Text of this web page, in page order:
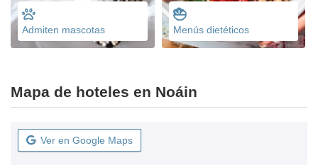
Admiten mascotas Menús dietéticos
Mapa de hoteles en Noáin
Ver en Google Maps